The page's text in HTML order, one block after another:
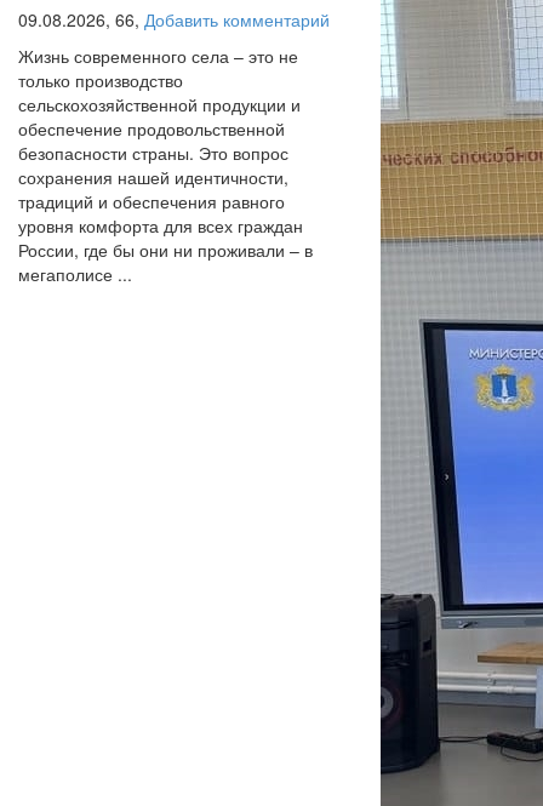
09.08.2026, 66, Добавить комментарий
Жизнь современного села – это не
только производство
сельскохозяйственной продукции и
обеспечение продовольственной
безопасности страны. Это вопрос
сохранения нашей идентичности,
традиций и обеспечения равного
уровня комфорта для всех граждан
России, где бы они ни проживали – в
мегаполисе ...